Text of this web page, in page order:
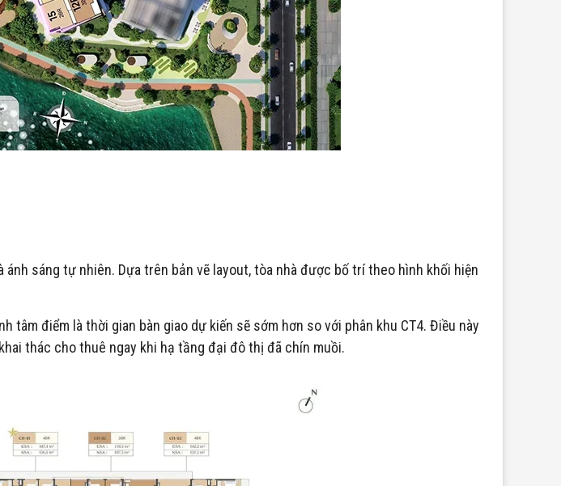
sáng tự nhiên. Dựa trên bản vẽ layout, tòa nhà được bố trí theo hình khối hiện
tâm điểm là thời gian bàn giao dự kiến sẽ sớm hơn so với phân khu CT4. Điều này
thác cho thuê ngay khi hạ tầng đại đô thị đã chín muồi.